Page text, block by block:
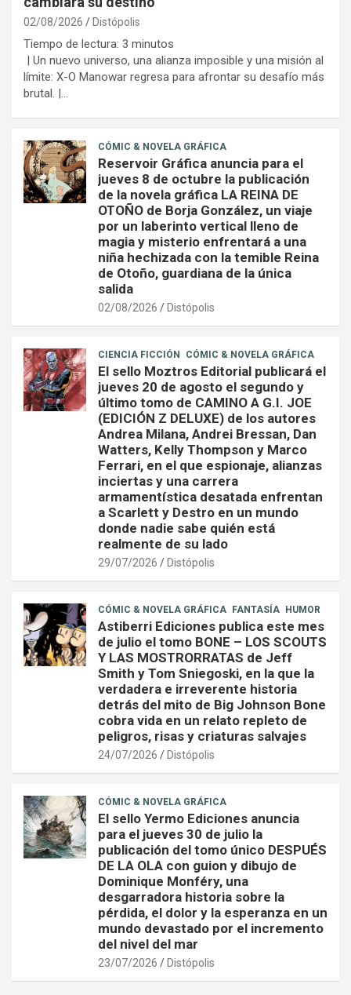
02/08/2026 Distópolis
Tiempo de lectura: 3 minutos
| Un nuevo universo, una alianza imposible y una misión al
límite: X-O Manowar regresa para afrontar su desafío más
brutal. |…
CÓMIC & NOVELA GRÁFICA
Reservoir Gráfica anuncia para el
jueves 8 de octubre la publicación
de la novela gráfica LA REINA DE
OTOÑO de Borja González, un viaje
por un laberinto vertical lleno de
magia y misterio enfrentará a una
niña hechizada con la temible Reina
de Otoño, guardiana de la única
salida
02/08/2026 Distópolis
CIENCIA FICCIÓN CÓMIC & NOVELA GRÁFICA
El sello Moztros Editorial publicará el
jueves 20 de agosto el segundo y
último tomo de CAMINO A G.I. JOE
(EDICIÓN Z DELUXE) de los autores
Andrea Milana, Andrei Bressan, Dan
Watters, Kelly Thompson y Marco
Ferrari, en el que espionaje, alianzas
inciertas y una carrera
armamentística desatada enfrentan
a Scarlett y Destro en un mundo
donde nadie sabe quién está
realmente de su lado
29/07/2026 Distópolis
CÓMIC & NOVELA GRÁFICA FANTASÍA HUMOR
Astiberri Ediciones publica este mes
de julio el tomo BONE – LOS SCOUTS
Y LAS MOSTRORRATAS de Jeff
Smith y Tom Sniegoski, en la que la
verdadera e irreverente historia
detrás del mito de Big Johnson Bone
cobra vida en un relato repleto de
peligros, risas y criaturas salvajes
24/07/2026 Distópolis
CÓMIC & NOVELA GRÁFICA
El sello Yermo Ediciones anuncia
para el jueves 30 de julio la
publicación del tomo único DESPUÉS
DE LA OLA con guion y dibujo de
Dominique Monféry, una
desgarradora historia sobre la
pérdida, el dolor y la esperanza en un
mundo devastado por el incremento
del nivel del mar
23/07/2026 Distópolis